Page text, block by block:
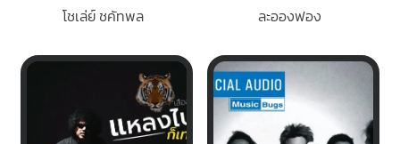
โชเล่ย์ ชคัทพล ละอองฟอง